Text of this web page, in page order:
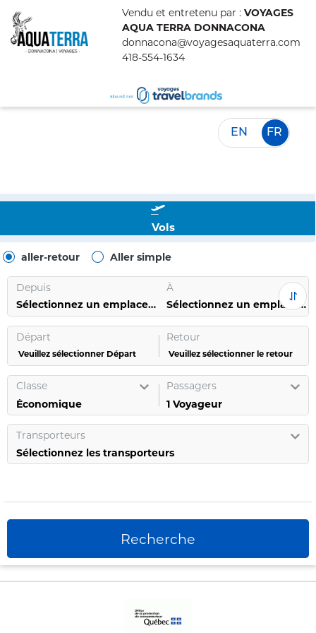
Vendu et entretenu par : VOYAGES
AQUA TERRA DONNACONA
donnacona@voyagesaquaterra.com
418-554-1634
EN FR
Vols
aller-retour Aller simple
Depuis
Sélectionnez un emplacement
À
Sélectionnez un emplacement
Départ
Veuillez sélectionner Départ
Retour
Veuillez sélectionner le retour
Classe
Passagers
1 Voyageur
Transporteurs
Sélectionnez les transporteurs
Recherche